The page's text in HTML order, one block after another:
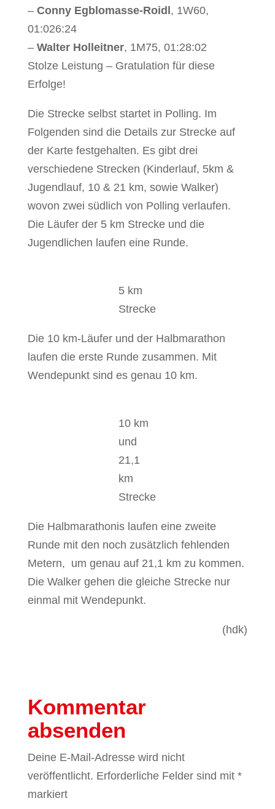
– Conny Egblomasse-Roidl, 1W60,
01:026:24
– Walter Holleitner, 1M75, 01:28:02
Stolze Leistung – Gratulation für diese
Erfolge!
Die Strecke selbst startet in Polling. Im
Folgenden sind die Details zur Strecke auf
der Karte festgehalten. Es gibt drei
verschiedene Strecken (Kinderlauf, 5km &
Jugendlauf, 10 & 21 km, sowie Walker)
wovon zwei südlich von Polling verlaufen.
Die Läufer der 5 km Strecke und die
Jugendlichen laufen eine Runde.
5 km
Strecke
Die 10 km-Läufer und der Halbmarathon
laufen die erste Runde zusammen. Mit
Wendepunkt sind es genau 10 km.
10 km
und
21,1
km
Strecke
Die Halbmarathonis laufen eine zweite
Runde mit den noch zusätzlich fehlenden
Metern, um genau auf 21,1 km zu kommen.
Die Walker gehen die gleiche Strecke nur
einmal mit Wendepunkt.
(hdk)
Kommentar
absenden
Deine E-Mail-Adresse wird nicht
veröffentlicht. Erforderliche Felder sind mit *
markiert